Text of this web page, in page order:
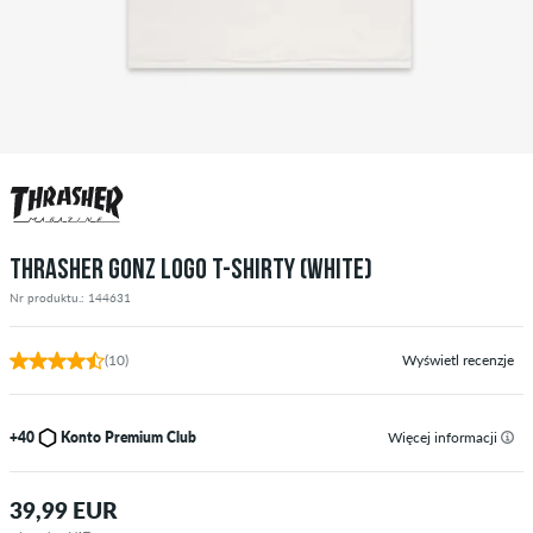
THRASHER GONZ LOGO T-SHIRTY (WHITE)
Nr produktu.: 144631
(10) Wyświetl recenzje
+40 Konto Premium Club Więcej informacji
39,99 EUR